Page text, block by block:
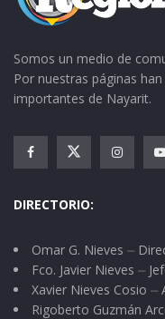
Somos un medio de
Por nuestras páginas
importantes de Nayarit.
DIRECTORIO:
Omar G. Nieves ⏤
Fco. Javier Nieves ⏤
Xavier Nieves Cosio ⏤
Rigoberto Guzmán